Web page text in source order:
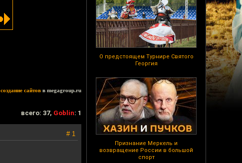
О предстоящем Турнире Святого
Георгия
Признание Меркель и
возвращение России в большой
спорт
создание сайтов в megagroup.ru
всего: 37, Goblin: 1
# 1